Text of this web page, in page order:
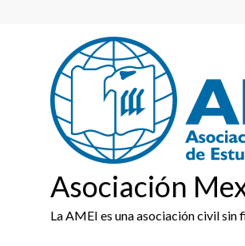
Asociación
La AMEI es una asociación civil